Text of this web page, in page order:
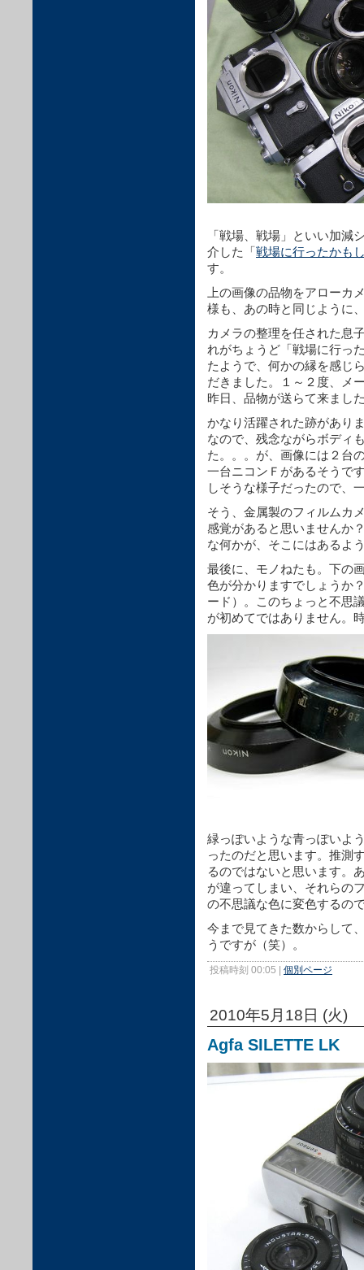
「戦場、戦場」といい加減
介した「戦場に行ったかも
す。
上の画像の品物をアローカ
様も、あの時と同じように
カメラの整理を任された息
れがちょうど「戦場に行っ
たようで、何かの縁を感じ
だきました。１～２度、メ
昨日、品物が送らて来まし
かなり活躍された跡があり
なので、残念ながらボディ
た。。。が、画像には２台
一台ニコンＦがあるそうで
しそうな様子だったので、
そう、金属製のフィルムカ
感覚があると思いませんか
な何かが、そこにはあるよ
最後に、モノねたも。下の
色が分かりますでしょうか
ード）。このちょっと不思
が初めてではありません。
緑っぽいような青っぽいよ
ったのだと思います。推測
るのではないと思います。
が違ってしまい、それらの
の不思議な色に変色するの
今まで見てきた数からして
うですが（笑）。
投稿時刻 00:05 個別ページ
2010年5月18日 (火)
Agfa SILETTE LK